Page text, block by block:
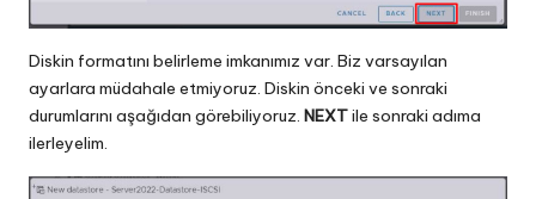
Diskin formatını belirleme imkanımız var. Biz varsayılan
ayarlara müdahale etmiyoruz. Diskin önceki ve sonraki
durumlarını aşağıdan görebiliyoruz. NEXTile sonraki adıma
ilerleyelim.